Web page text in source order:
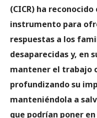
(CICR) ha
instrumento para
respuestas a los
desaparecidas y, en
mantener el trabajo
profundizando su
manteniéndola a
que podrían poner